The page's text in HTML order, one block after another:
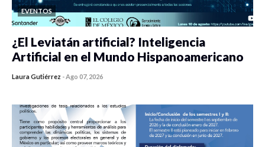
EVENTOS
¿El Leviatán artificial? Inteligencia
Artificial en el Mundo Hispanoamericano
Laura Gutiérrez -Ago 07, 2026